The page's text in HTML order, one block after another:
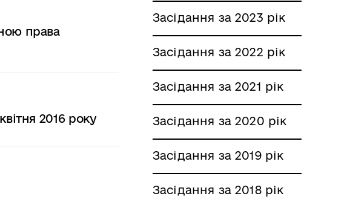
права
2016 року
Засідання за 2023 рік
Засідання за 2022 рік
Засідання за 2021 рік
Засідання за 2020 рік
Засідання за 2019 рік
Засідання за 2018 рік